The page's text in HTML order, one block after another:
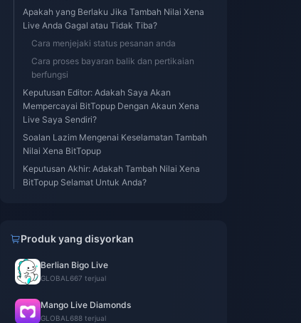
Xena Live 202500
Coins
RM 197.58
Beli Sekarang
Xena Live 67500
Coins
RM 129.08
Xena Live 33500
Apakah yang Berlaku Jika Tambah Nilai Xena
Live Anda Gagal atau Tidak Tiba?
Cara menjejaki status pesanan anda
Cara proses bayaran balik dan pertikaian
berfungsi
Keputusan Editor: Adakah Saya Akan
Mempercayai BitTopup Dengan Akaun Xena
Live Saya Sendiri?
Soalan Lazim Mengenai Keselamatan Tambah
Nilai Xena BitTopup
Keputusan Akhir: Adakah Tambah Nilai Xena
BitTopup Selamat Untuk Anda?
Produk yang disyorkan
Berlian Bigo Live
GLOBAL 667 terjual
Mango Live Diamonds
GLOBAL 688 terjual